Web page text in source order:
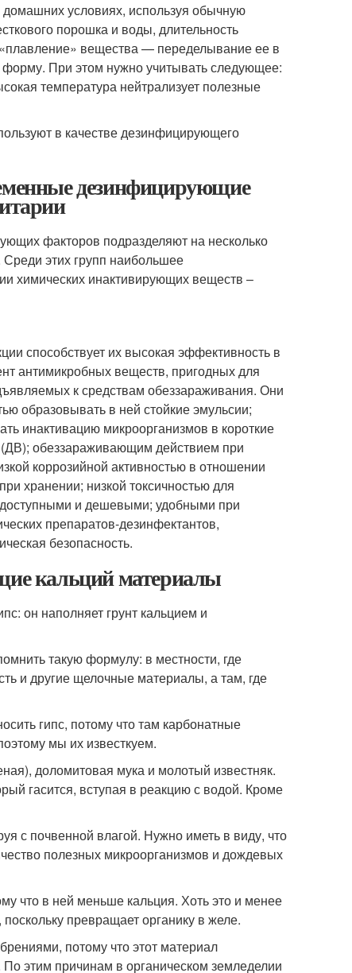
условиях, используя обычную
порошка и воды, длительность
«плавление» вещества — переделывание ее в
При этом нужно учитывать следующее:
температура нейтрализует полезные
в качестве дезинфицирующего
дезинфицирующие
факторов подразделяют на несколько
этих групп наибольшее
химических инактивирующих веществ –
способствует их высокая эффективность в
антимикробных веществ, пригодных для
к средствам обеззараживания. Они
образовывать в ней стойкие эмульсии;
инактивацию микроорганизмов в короткие
обеззараживающим действием при
коррозийной активностью в отношении
хранении; низкой токсичностью для
и дешевыми; удобными при
препаратов-дезинфектантов,
безопасность.
кальций материалы
он наполняет грунт кальцием и
такую формулу: в местности, где
и другие щелочные материалы, а там, где
гипс, потому что там карбонатные
мы их известкуем.
доломитовая мука и молотый известняк.
гасится, вступая в реакцию с водой. Кроме
с почвенной влагой. Нужно иметь в виду, что
полезных микроорганизмов и дождевых
что в ней меньше кальция. Хоть это и менее
превращает органику в желе.
потому что этот материал
этим причинам в органическом земледелии